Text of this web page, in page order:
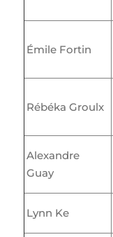
Émile Fortin
Rébéka Groulx
Alexandre
Guay
Lynn Ke